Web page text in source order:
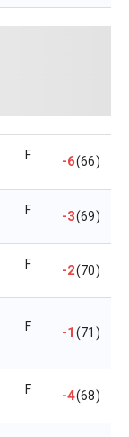
F -6(66)
F -3(69)
F -2(70)
F -1(71)
F -4(68)